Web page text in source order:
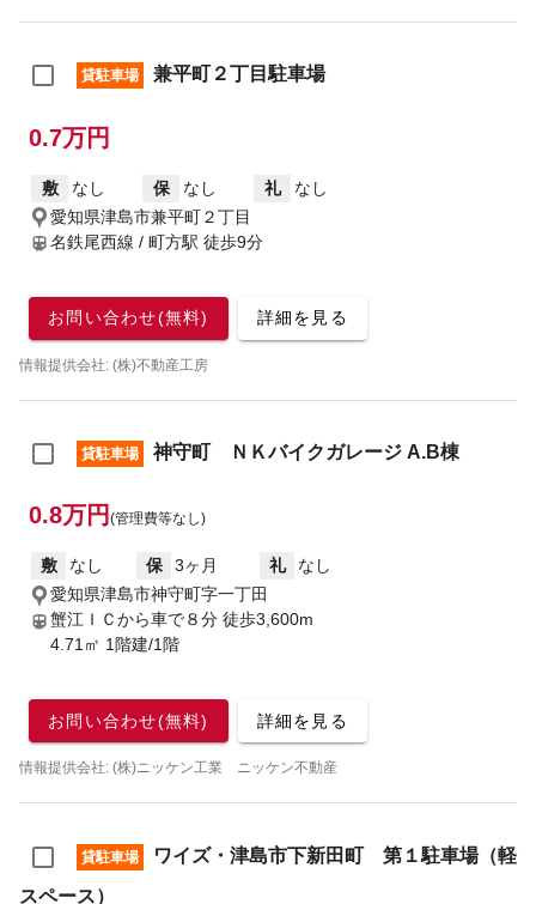
貸駐車場 兼平町２丁目駐車場
0.7万円
敷 なし 保 なし 礼
なし
愛知県津島市兼平町２丁目
名鉄尾西線 / 町方駅 徒歩9分
お問い合わせ(無料) 詳細を見る
情報提供会社: (株)不動産工房
貸駐車場 神守町 ＮＫバイクガレージ A.B棟
0.8万円 (管理費等なし)
敷 なし 保 3ヶ月 礼
なし
愛知県津島市神守町字一丁田
蟹江ＩＣから車で８分 徒歩3,600m
4.71㎡ 1階建/1階
お問い合わせ(無料) 詳細を見る
情報提供会社: (株)ニッケン工業 ニッケン不動産
貸駐車場
ワイズ・津島市下新田町 第１駐車場（軽
スペース）